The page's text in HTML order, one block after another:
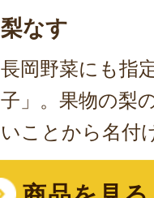
梨なす
長岡野菜にも指
子」。果物の梨
いことから名付